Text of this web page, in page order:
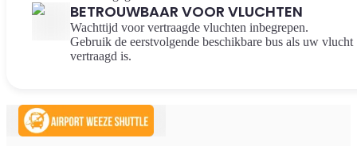
BETROUWBAAR VOOR VLUCHTEN
Wachttijd voor vertraagde vluchten inbegrepen.
Gebruik de eerstvolgende beschikbare bus als uw vlucht
vertraagd is.